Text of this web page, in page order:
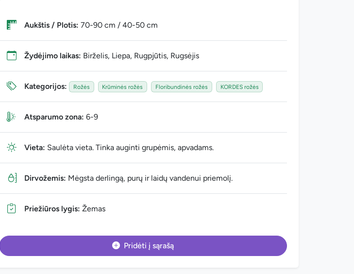
Aukštis / Plotis: 70-90 cm / 40-50 cm
Žydėjimo laikas: Birželis, Liepa, Rugpjūtis, Rugsėjis
Kategorijos: Rožės Krūminės rožės Floribundinės rožės KORDES rožės
Atsparumo zona: 6-9
Vieta: Saulėta vieta. Tinka auginti grupėmis, apvadams.
Dirvožemis: Mėgsta derlingą, purų ir laidų vandenui priemolį.
Priežiūros lygis: Žemas
Pridėti į sąrašą